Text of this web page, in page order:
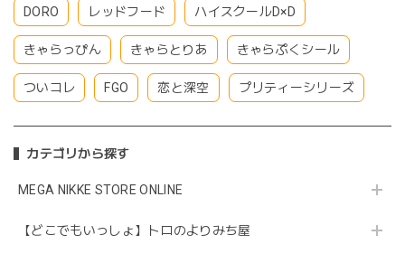
DORO レッドフード ハイスクールD×D
きゃらっぴん きゃらとりあ きゃらぷくシール
ついコレ FGO 恋と深空 プリティーシリーズ
カテゴリから探す
MEGA NIKKE STORE ONLINE
【どこでもいっしょ】トロのよりみち屋